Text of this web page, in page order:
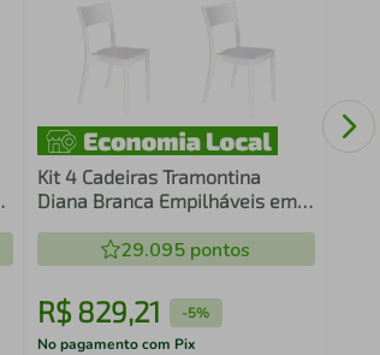
Kit 4 Cadeiras Tramontina
Diana Branca Empilháveis em
29.095 pontos
R$ 829,21 -5%
No pagamento com Pix